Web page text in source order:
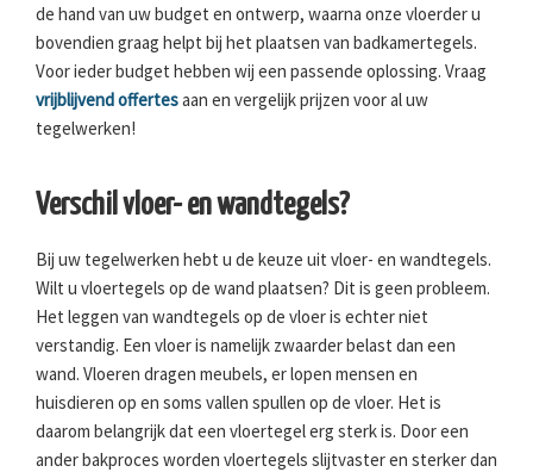
de hand van uw budget en ontwerp, waarna onze vloerder u
bovendien graag helpt bij het plaatsen van badkamertegels.
Voor ieder budget hebben wij een passende oplossing. Vraag
vrijblijvend offertesaan en vergelijk prijzen voor al uw
tegelwerken!
Verschil vloer- en wandtegels?
Bij uw tegelwerken hebt u de keuze uit vloer- en wandtegels.
Wilt u vloertegels op de wand plaatsen? Dit is geen probleem.
Het leggen van wandtegels op de vloer is echter niet
verstandig. Een vloer is namelijk zwaarder belast dan een
wand. Vloeren dragen meubels, er lopen mensen en
huisdieren op en soms vallen spullen op de vloer. Het is
daarom belangrijk dat een vloertegel erg sterk is. Door een
ander bakproces worden vloertegels slijtvaster en sterker dan